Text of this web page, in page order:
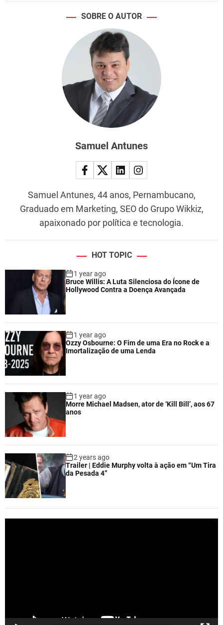
SOBRE O AUTOR
Samuel Antunes
Samuel Antunes, 44 anos, Pernambucano,
Graduado em Marketing, SEO do Grupo Wikkiz,
apaixonado por política e tecnologia.
HOT TOPIC
1 year ago
Bruce Willis: A Luta Silenciosa do Ícone de
Hollywood Contra a Doença Avançada
1 year ago
Ozzy Osbourne: O Fim de uma Era no Rock e a
Imortalização de uma Lenda
1 year ago
Morre Michael Madsen, ator de ‘Kill Bill’, aos 67
anos
2 years ago
Trailer | Eddie Murphy volta à ação em “Um Tira
da Pesada 4”